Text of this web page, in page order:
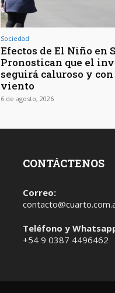
Sociedad
Efectos de El Niño en
Pronostican que el
seguirá caluroso y
viento
6 de agosto, 2026
CONTÁCTENOS
Correo:
Teléfono y
+54 9 0387 4496462